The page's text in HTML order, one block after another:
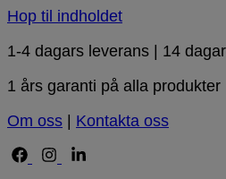
Hop til indholdet
1-4 dagars leverans | 14
1 års garanti på alla produkter
Om oss
Kontakta oss